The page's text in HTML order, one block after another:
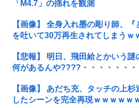
「M4.7」の揺れを観測
【画像】 全身入れ墨の彫り師、『
を吐いて30万再生されてしまうｗ
【悲報】 明日、飛田給とかいう
何があるんや????・・・・・・・
【画像】 あだち充、タッチの上
したシーンを完全再現ｗｗｗｗｗ